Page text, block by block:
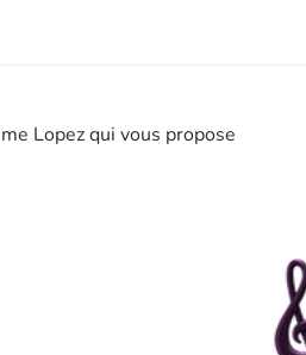
Lopez qui vous propose